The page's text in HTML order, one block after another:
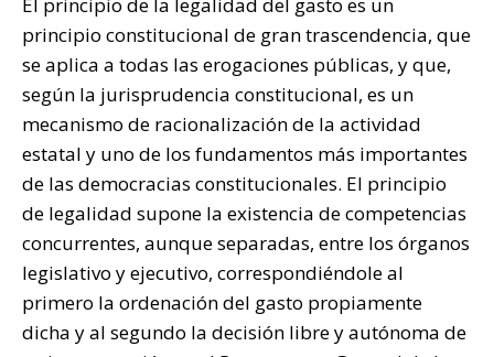
El principio de la legalidad del gasto es un
principio constitucional de gran trascendencia, que
se aplica a todas las erogaciones públicas, y que,
según la jurisprudencia constitucional, es un
mecanismo de racionalización de la actividad
estatal y uno de los fundamentos más importantes
de las democracias constitucionales. El principio
de legalidad supone la existencia de competencias
concurrentes, aunque separadas, entre los órganos
legislativo y ejecutivo, correspondiéndole al
primero la ordenación del gasto propiamente
dicha y al segundo la decisión libre y autónoma de